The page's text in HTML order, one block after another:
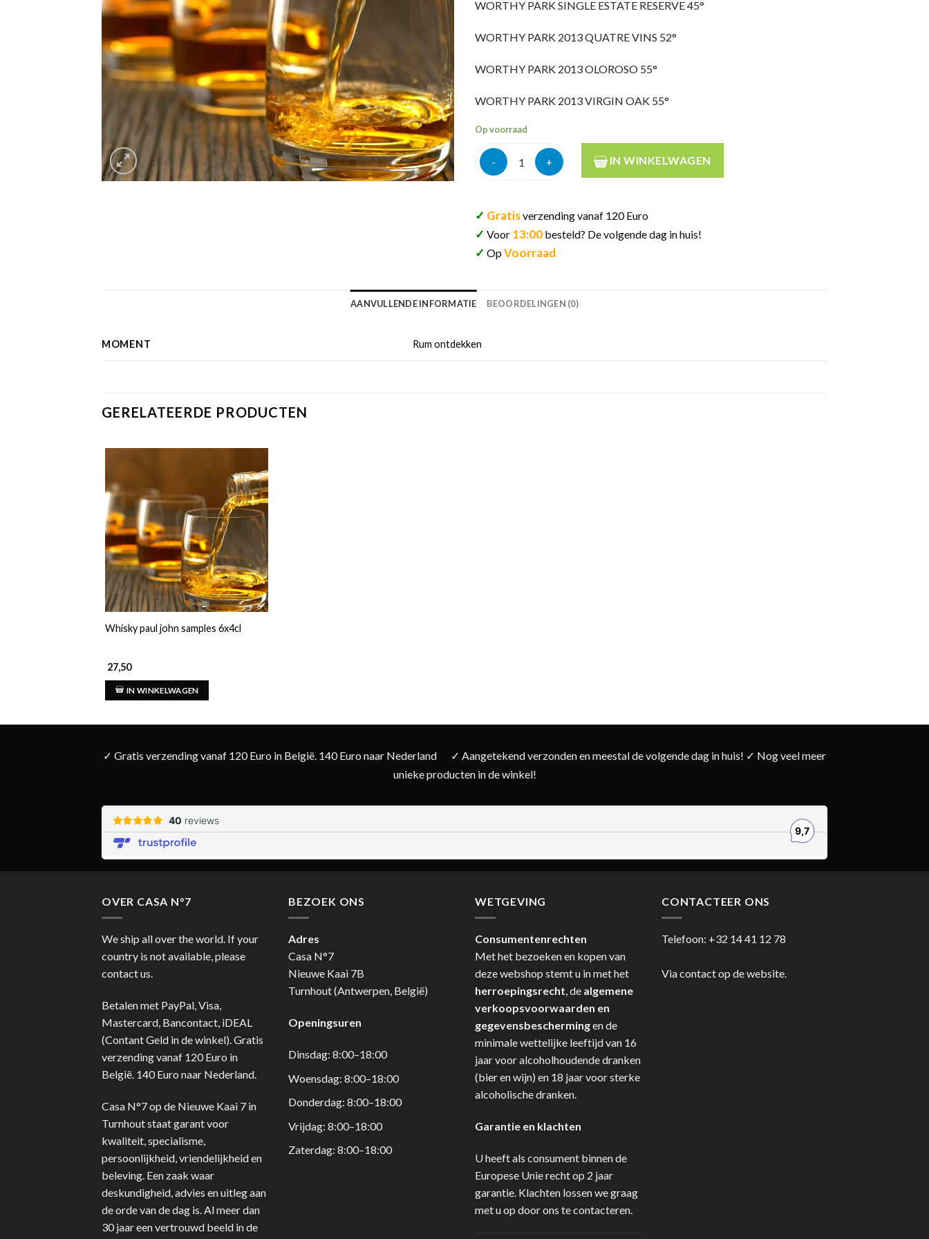
WORTHY PARK SINGLE ESTATE RESERVE 45°
WORTHY PARK 2013 QUATRE VINS 52°
WORTHY PARK 2013 OLOROSO 55°
WORTHY PARK 2013 VIRGIN OAK 55°
Op voorraad
Rum worthy park samples 6x4cl aantalIN WINKELWAGEN
✓ Gratisverzending vanaf 120 Euro
✓ Voor 13:00 besteld? De volgende dag in huis!
✓ OpVoorraad
AANVULLENDE INFORMATIE BEOORDELINGEN (0)
MOMENT Rum ontdekken
GERELATEERDE PRODUCTEN
Whisky paul john samples 6x4cl
27,50
IN WINKELWAGEN
✓ Gratis verzending vanaf 120 Euro in België. 140 Euro naar Nederland
✓ Aangetekend verzonden en meestal de volgende dag in huis! ✓ Nog veel meer
unieke producten in de winkel!
OVER CASA N°7
We ship all over the world. If your
country is not available, please
contact us.
Betalen met PayPal, Visa,
Mastercard, Bancontact, iDEAL
(Contant Geld in de winkel). Gratis
verzending vanaf 120 Euro in
België. 140 Euro naar Nederland.
Casa N°7 op de Nieuwe Kaai 7 in
Turnhout staat garant voor
kwaliteit, specialisme,
persoonlijkheid, vriendelijkheid en
beleving. Een zaak waar
deskundigheid, advies en uitleg aan
de orde van de dag is. Al meer dan
30 jaar een vertrouwd beeld in de
BEZOEK ONS
Adres
Casa N°7
Nieuwe Kaai 7B
Turnhout (Antwerpen, België)
Openingsuren
Dinsdag: 8:00–18:00
Woensdag: 8:00–18:00
Donderdag: 8:00–18:00
Vrijdag: 8:00–18:00
Zaterdag: 8:00–18:00
WETGEVING
Consumentenrechten
Met het bezoeken en kopen van
deze webshop stemt u in met het
herroepingsrecht, de algemene
verkoopsvoorwaarden en
gegevensbeschermingen de
minimale wettelijke leeftijd van 16
jaar voor alcoholhoudende dranken
(bier en wijn) en 18 jaar voor sterke
alcoholische dranken.
Garantie en klachten
U heeft als consument binnen de
Europese Unie recht op 2 jaar
garantie. Klachten lossen we graag
met u op door ons te contacteren.
CONTACTEER ONS
Telefoon: +32 14 41 12 78
Via contact op de website.